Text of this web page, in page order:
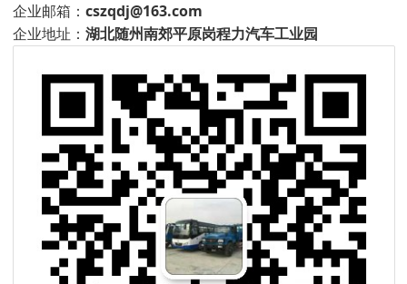
企业邮箱： cszqdj@163.com
企业地址： 湖北随州南郊平原岗程力汽车工业园